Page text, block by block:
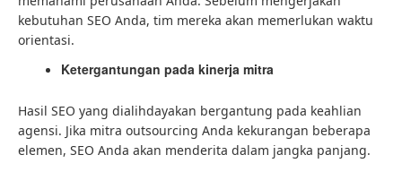
kebutuhan SEO Anda, tim mereka akan memerlukan waktu
orientasi.
Ketergantungan pada kinerja mitra
Hasil SEO yang dialihdayakan bergantung pada keahlian
agensi. Jika mitra outsourcing Anda kekurangan beberapa
elemen, SEO Anda akan menderita dalam jangka panjang.